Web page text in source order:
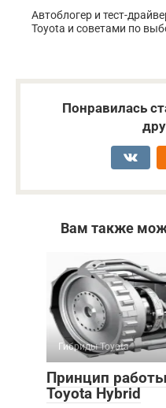
Автоблогер и тест-
Toyota и советами по
Понравилась
Вам также
Гибриды Toyota
Принцип
Toyota Hybrid